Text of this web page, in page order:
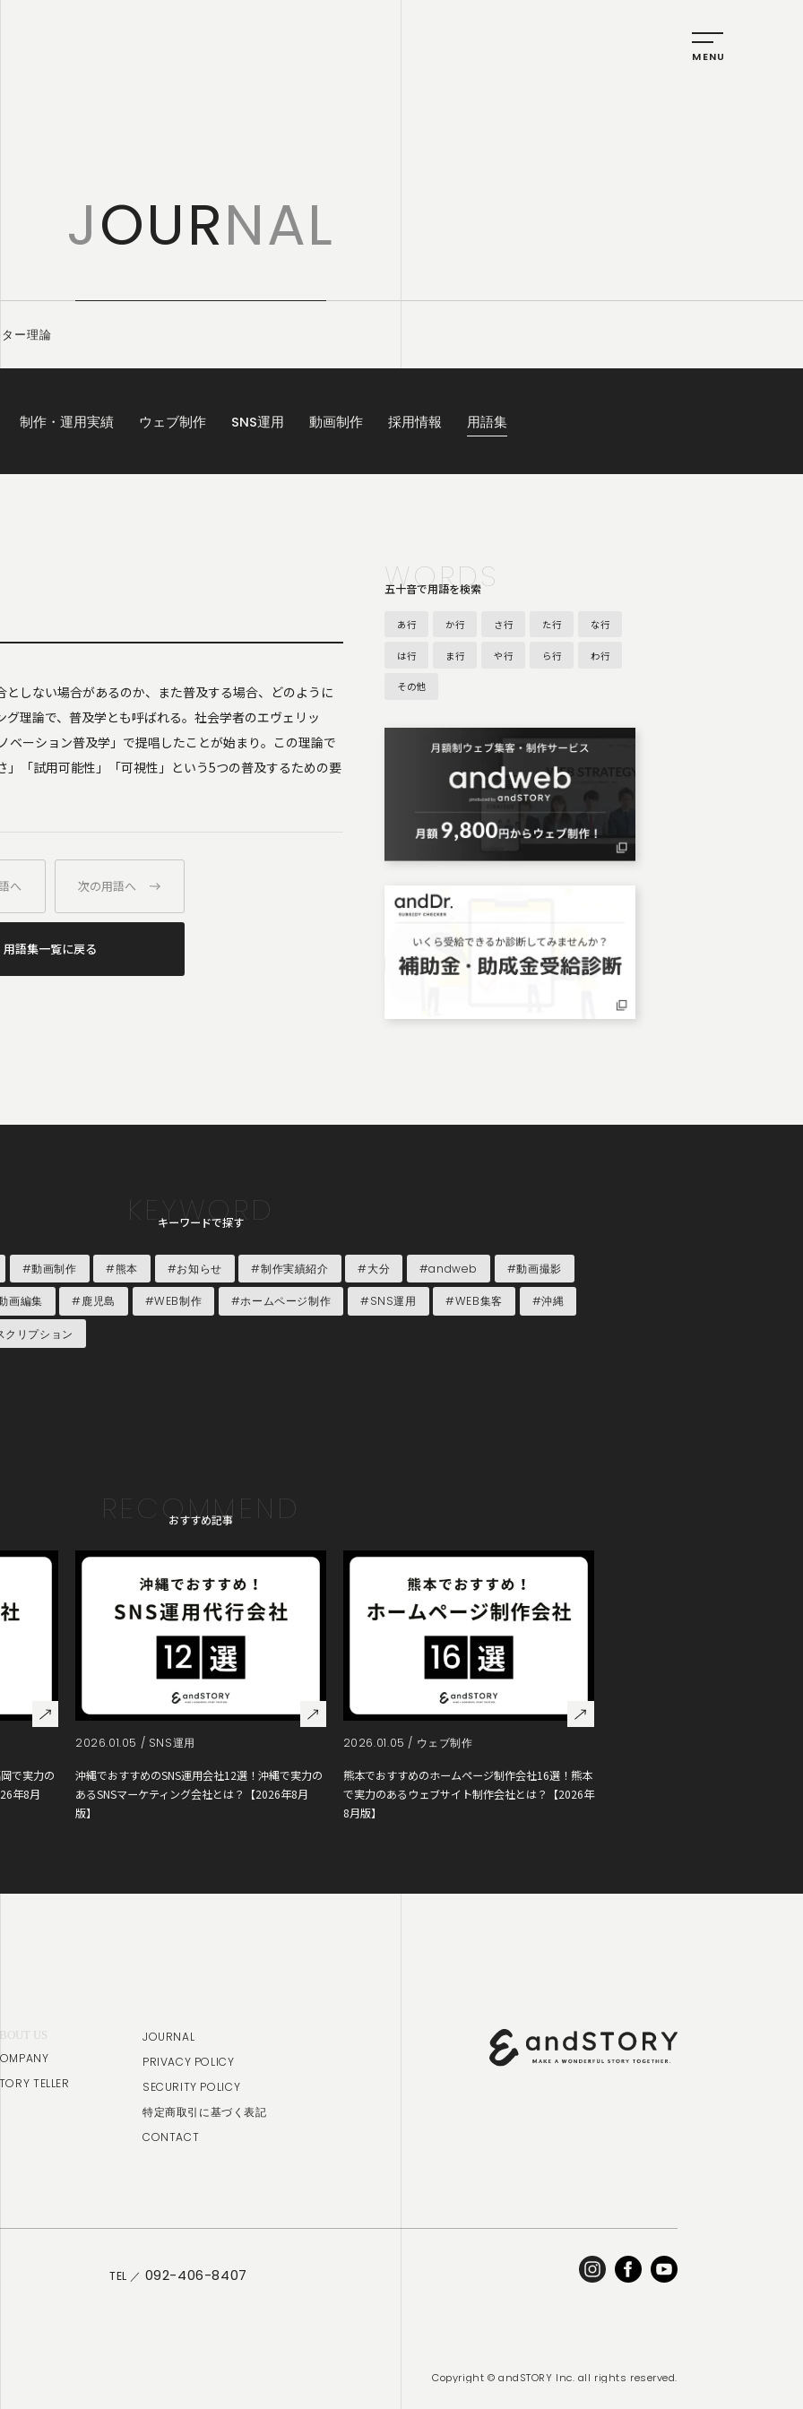
JOURNAL
ー理論
制作・運用実績 ウェブ制作 SNS運用 動画制作 採用情報 用語集
しない場合があるのか、また普及する場合、どのように
理論で、普及学とも呼ばれる。社会学者のエヴェリッ
ベーション普及学」で提唱したことが始まり。この理論で
「試用可能性」「可視性」という5つの普及するための要
へ 次の用語へ
用語集一覧に戻る
WORDS
五十音で用語を検索
あ行 か行 さ行 た行 な行
は行 ま行 や行 ら行 わ行
その他
KEYWORD
キーワードで探す
#動画制作 #熊本 #お知らせ #制作実績紹介 #大分 #andweb #動画撮影
画編集 #鹿児島 #WEB制作 #ホームページ制作 #SNS運用 #WEB集客 #沖縄
リプション
RECOMMEND
おすすめ記事
で実力の
年8月
2026.01.05 / SNS運用
沖縄でおすすめのSNS運用会社12選！沖縄で実力の
あるSNSマーケティング会社とは？【2026年8月
版】
2026.01.05 / ウェブ制作
熊本でおすすめのホームページ制作会社16選！熊本
で実力のあるウェブサイト制作会社とは？【2026年
8月版】
US
TELLER
JOURNAL
PRIVACY POLICY
SECURITY POLICY
特定商取引に基づく表記
CONTACT
TEL ／ 092-406-8407
Copyright © andSTORY Inc. all rights reserved.